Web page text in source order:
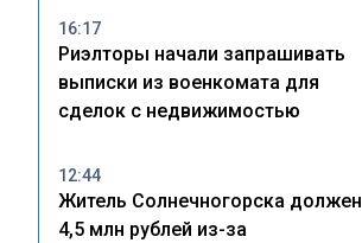
16:17
Риэлторы начали запрашивать
выписки из военкомата для
сделок с недвижимостью
12:44
Житель Солнечногорска должен
4,5 млн рублей из-за